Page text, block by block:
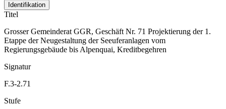
Identifikation
Titel
Grosser Gemeinderat GGR, Geschäft Nr. 71 Projektierung der 1.
Etappe der Neugestaltung der Seeuferanlagen vom
Regierungsgebäude bis Alpenquai, Kreditbegehren
Signatur
F.3-2.71
Stufe